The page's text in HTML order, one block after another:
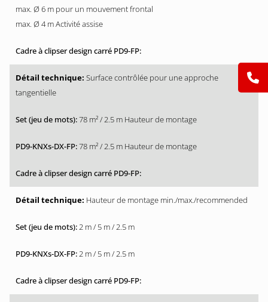
max. Ø 6 m pour un mouvement frontal
max. Ø 4 m Activité assise
Surface contrôlée pour une approche
tangentielle
78 m² / 2.5 m Hauteur de montage
78 m² / 2.5 m Hauteur de montage
Hauteur de montage min./max./recommended
2 m / 5 m / 2.5 m
2 m / 5 m / 2.5 m